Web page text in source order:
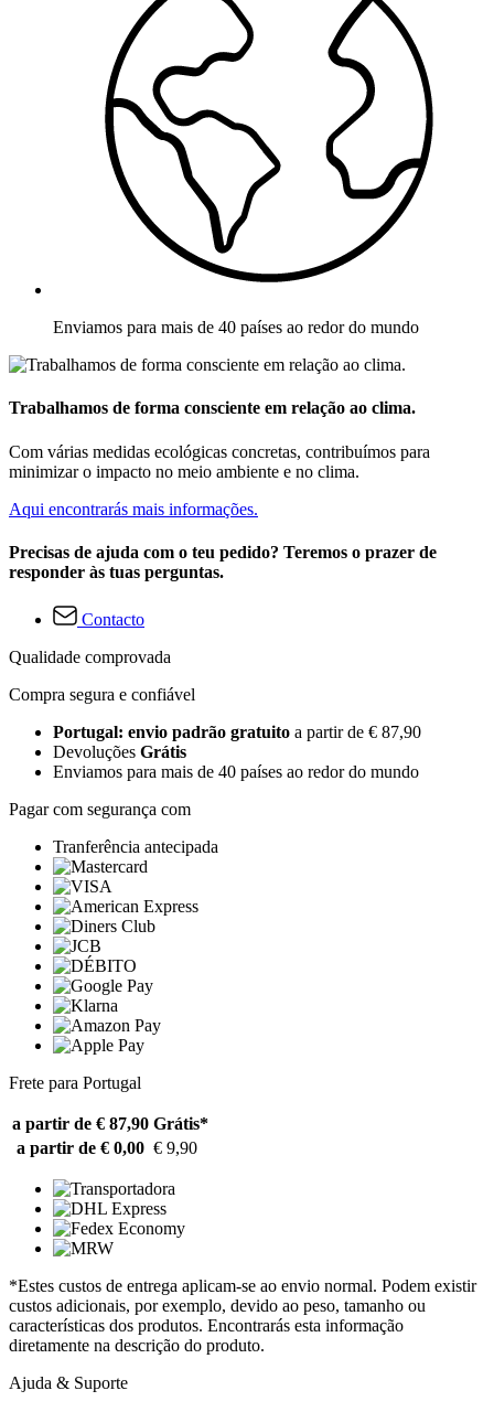
Enviamos para mais de 40 países ao redor do mundo
Trabalhamos de forma consciente em relação ao clima.
Com várias medidas ecológicas concretas, contribuímos para
minimizar o impacto no meio ambiente e no clima.
Aqui encontrarás mais informações.
Precisas de ajuda com o teu pedido? Teremos o prazer de
responder às tuas perguntas.
Contacto
Qualidade comprovada
Compra segura e confiável
Portugal: envio padrão gratuito a partir de € 87,90
Devoluções Grátis
Enviamos para mais de 40 países ao redor do mundo
Pagar com segurança com
Tranferência antecipada
Frete para Portugal
a partir de € 87,90 Grátis*
a partir de € 0,00 € 9,90
*Estes custos de entrega aplicam-se ao envio normal. Podem existir
custos adicionais, por exemplo, devido ao peso, tamanho ou
características dos produtos. Encontrarás esta informação
diretamente na descrição do produto.
Ajuda & Suporte